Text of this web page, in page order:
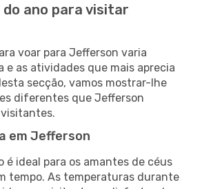
do ano para visitar
voar para Jefferson varia
e as atividades que mais aprecia
secção, vamos mostrar-lhe
diferentes que Jefferson
em Jefferson
é ideal para os amantes de céus
tempo. As temperaturas durante